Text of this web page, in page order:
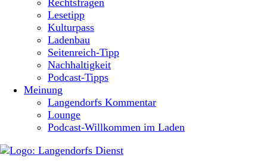
Rechtsfragen
Lesetipp
Kulturpass
Ladenbau
Seitenreich-Tipp
Nachhaltigkeit
Podcast-Tipps
Meinung
Langendorfs Kommentar
Lounge
Podcast-Willkommen im Laden